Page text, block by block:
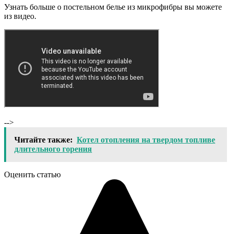
Узнать больше о постельном белье из микрофибры вы можете
из видео.
-->
Читайте также: Котел отопления на твердом топливе
длительного горения
Оценить статью